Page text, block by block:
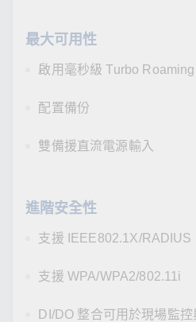
最大可用性
啟用毫秒級 Turbo Roaming
配置備份
雙備援直流電源輸入
進階安全性
支援 IEEE802.1X/RADIUS
支援 WPA/WPA2/802.11i
DI/DO 整合可用於現場監控